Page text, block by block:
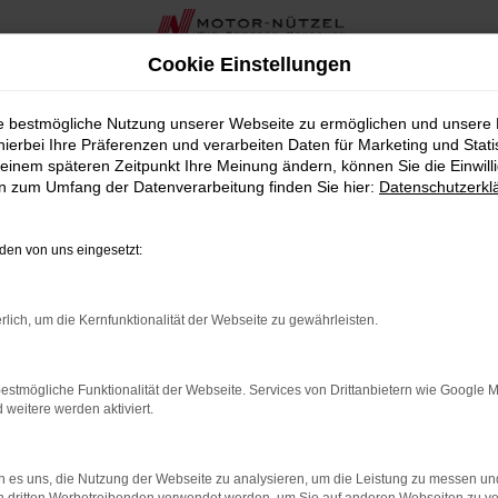
bei Motor-Nützel
suchen, der sowohl durch Stil als auch durch Leistung
Nähe von Marktredwitz bieten wir Ihnen eine breite
Komfort und beeindruckende Fahrdynamik in einem
Crafter Neuwagen wird durch eine umfassende und
wir Ihnen in der Nähe von Marktredwitz auch
Nützel erhalten Sie alles aus einer Hand.
von VW die ideale Wahl für Marktredwitz ist. Lassen Sie
Cookie Einstellungen
bestmögliche Nutzung unserer Webseite zu ermöglichen und unsere
Ihre Präferenzen und verarbeiten Daten für Marketing und
späteren Zeitpunkt Ihre Meinung ändern, können Sie die
zum Umfang der Datenverarbeitung finden Sie hier:
von uns eingesetzt:
um die Kernfunktionalität der Webseite zu gewährleisten.
Funktionalität der Webseite. Services von Drittanbietern wie Google
weitere werden aktiviert.
es uns, die Nutzung der Webseite zu analysieren, um die Leistung zu messen